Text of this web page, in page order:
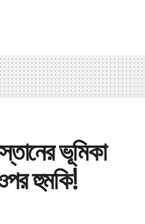
ভূমিকা
হুমকি!